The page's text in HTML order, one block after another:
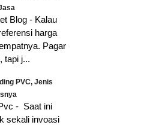
Blog - Kalau
harga
Pagar
tapi j...
PVC, Jenis
- Saat ini
sekali invoasi